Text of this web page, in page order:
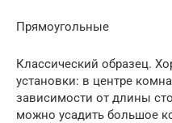
Прямоугольные
Классический образец.
установки: в центре
зависимости от длины
можно усадить большое